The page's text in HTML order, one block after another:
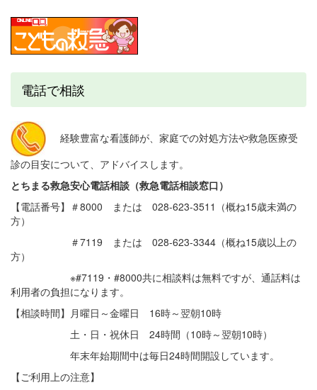
電話で相談
経験豊富な看護師が、家庭での対処方法や救急医療受
診の目安について、アドバイスします。
とちまる救急安心電話相談（救急電話相談窓口）
【電話番号】＃8000 または 028-623-3511（概ね15歳未満の
方）
＃7119 または 028-623-3344（概ね15歳以上の
方）
※#7119・#8000共に相談料は無料ですが、通話料は
利用者の負担になります。
【相談時間】月曜日～金曜日 16時～翌朝10時
土・日・祝休日 24時間（10時～翌朝10時）
年末年始期間中は毎日24時間開設しています。
【ご利用上の注意】